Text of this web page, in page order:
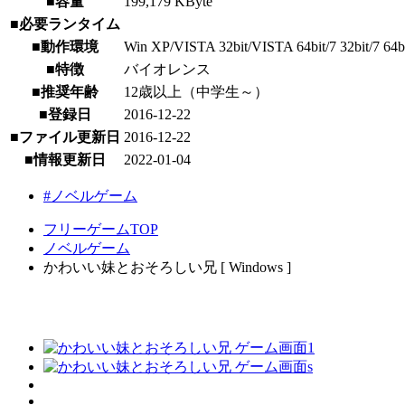
■必要ランタイム
■動作環境
Win XP/VISTA 32bit/VISTA 64bit/7 32bit/7
■特徴
バイオレンス
■推奨年齢
12歳以上（中学生～）
■登録日
2016-12-22
■ファイル更新日 2016-12-22
■情報更新日
2022-01-04
#ノベルゲーム
フリーゲームTOP
ノベルゲーム
かわいい妹とおそろしい兄 [ Windows ]